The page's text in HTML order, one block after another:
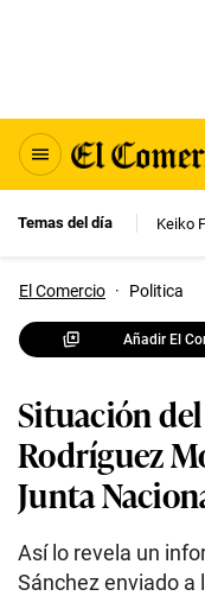
Temas del día Keiko
El Comercio · Politica
Añadir El
Situación
Rodríguez
Junta
Así lo revela un
Sánchez enviado a